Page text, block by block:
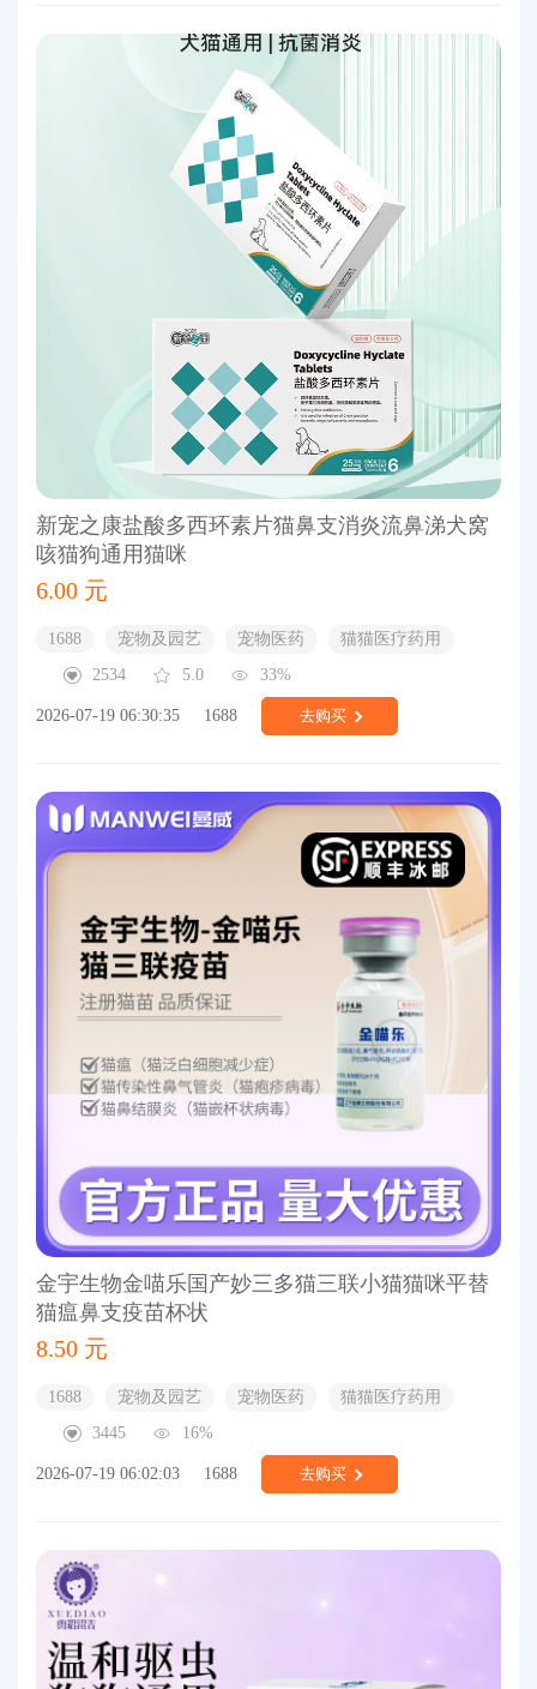
新宠之康盐酸多西环素片猫鼻支消炎流鼻涕犬窝
咳猫狗通用猫咪
6.00 元
1688 宠物及园艺 宠物医药
猫猫医疗药用
2534
5.0 33%
2026-07-19 06:30:35 1688 去购买
金宇生物金喵乐国产妙三多猫三联小猫猫咪平替
猫瘟鼻支疫苗杯状
8.50 元
1688 宠物及园艺 宠物医药
猫猫医疗药用
3445
16%
2026-07-19 06:02:03 1688 去购买